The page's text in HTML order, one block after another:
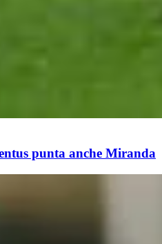
punta anche Miranda